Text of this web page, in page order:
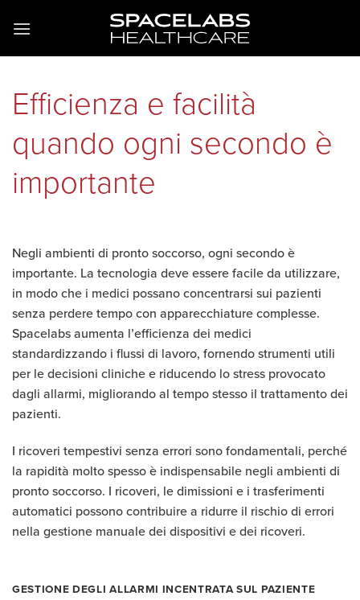
Efficienza e facilità
quando ogni secondo è
importante
Negli ambienti di pronto soccorso, ogni secondo è
importante. La tecnologia deve essere facile da utilizzare,
in modo che i medici possano concentrarsi sui pazienti
senza perdere tempo con apparecchiature complesse.
Spacelabs aumenta l’efficienza dei medici
standardizzando i flussi di lavoro, fornendo strumenti utili
per le decisioni cliniche e riducendo lo stress provocato
dagli allarmi, migliorando al tempo stesso il trattamento dei
pazienti.
I ricoveri tempestivi senza errori sono fondamentali, perché
la rapidità molto spesso è indispensabile negli ambienti di
pronto soccorso. I ricoveri, le dimissioni e i trasferimenti
automatici possono contribuire a ridurre il rischio di errori
nella gestione manuale dei dispositivi e dei ricoveri.
GESTIONE DEGLI ALLARMI INCENTRATA SUL PAZIENTE